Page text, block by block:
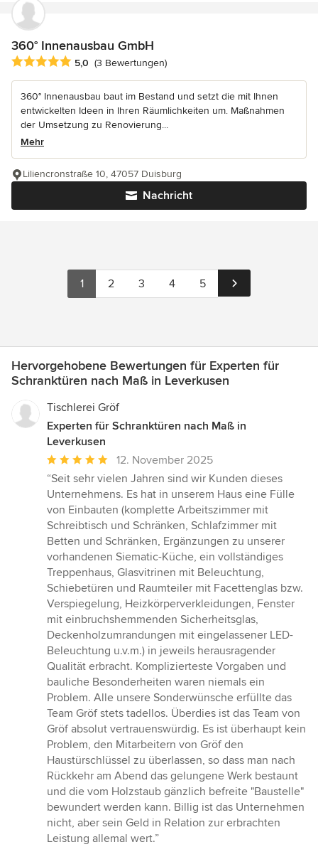
360° Innenausbau GmbH
Durchschnittliche Bewertung: 5 von 5 Sternen
5,0 (3 Bewertungen)
360° Innenausbau baut im Bestand und setzt die mit Ihnen
entwickelten Ideen in Ihren Räumlichkeiten um. Maßnahmen
der Umsetzung zu Renovierung...
Mehr
Nachricht
Liliencronstraße 10, 47057 Duisburg
1 2 3 4 5
Hervorgehobene Bewertungen für Experten für
Schranktüren nach Maß in Leverkusen
Tischlerei Gröf
Experten für Schranktüren nach Maß in
Leverkusen
Durchschnittliche
Bewertung:
5
von
5
Sternen
12. November 2025
“Seit sehr vielen Jahren sind wir Kunden dieses
Unternehmens. Es hat in unserem Haus eine Fülle
von Einbauten (komplette Arbeitszimmer mit
Schreibtisch und Schränken, Schlafzimmer mit
Betten und Schränken, Ergänzungen zu unserer
vorhandenen Siematic-Küche, ein vollständiges
Treppenhaus, Glasvitrinen mit Beleuchtung,
Schiebetüren und Raumteiler mit Facettenglas bzw.
Verspiegelung, Heizkörperverkleidungen, Fenster
mit einbruchshemmenden Sicherheitsglas,
Deckenholzumrandungen mit eingelassener LED-
Beleuchtung u.v.m.) in jeweils herausragender
Qualität erbracht. Komplizierteste Vorgaben und
bauliche Besonderheiten waren niemals ein
Problem. Alle unsere Sonderwünsche erfüllte das
Team Gröf stets tadellos. Überdies ist das Team von
Gröf absolut vertrauenswürdig. Es ist überhaupt kein
Problem, den Mitarbeitern von Gröf den
Haustürschlüssel zu überlassen, so dass man nach
Rückkehr am Abend das gelungene Werk bestaunt
und die vom Holzstaub gänzlich befreite "Baustelle"
bewundert werden kann. Billig ist das Unternehmen
nicht, aber sein Geld in Relation zur erbrachten
Leistung allemal wert.”